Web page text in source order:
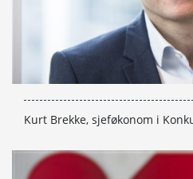
Kurt Brekke, sjeføkonom i